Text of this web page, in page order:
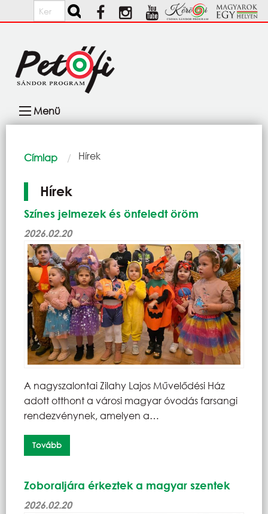
Ugrás a tartalomra
Keresés
navigáció
Menü
Morzsa
Címlap Current:
Hírek
Hírek
Színes jelmezek és önfeledt öröm
2026.02.20
A nagyszalontai Zilahy Lajos Művelődési Ház
adott otthont a városi magyar óvodás farsangi
rendezvénynek, amelyen a…
Tovább
Zoboraljára érkeztek a magyar szentek
2026.02.20